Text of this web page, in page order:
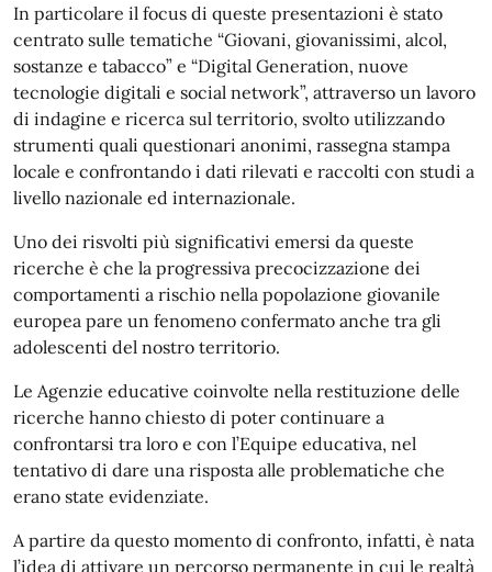
In particolare il focus di queste presentazioni è stato
centrato sulle tematiche “Giovani, giovanissimi, alcol,
sostanze e tabacco” e “Digital Generation, nuove
tecnologie digitali e social network”, attraverso un lavoro
di indagine e ricerca sul territorio, svolto utilizzando
strumenti quali questionari anonimi, rassegna stampa
locale e confrontando i dati rilevati e raccolti con studi a
livello nazionale ed internazionale.
Uno dei risvolti più significativi emersi da queste
ricerche è che la progressiva precocizzazione dei
comportamenti a rischio nella popolazione giovanile
europea pare un fenomeno confermato anche tra gli
adolescenti del nostro territorio.
Le Agenzie educative coinvolte nella restituzione delle
ricerche hanno chiesto di poter continuare a
confrontarsi tra loro e con l’Equipe educativa, nel
tentativo di dare una risposta alle problematiche che
erano state evidenziate.
A partire da questo momento di confronto, infatti, è nata
l’idea di attivare un percorso permanente in cui le realtà